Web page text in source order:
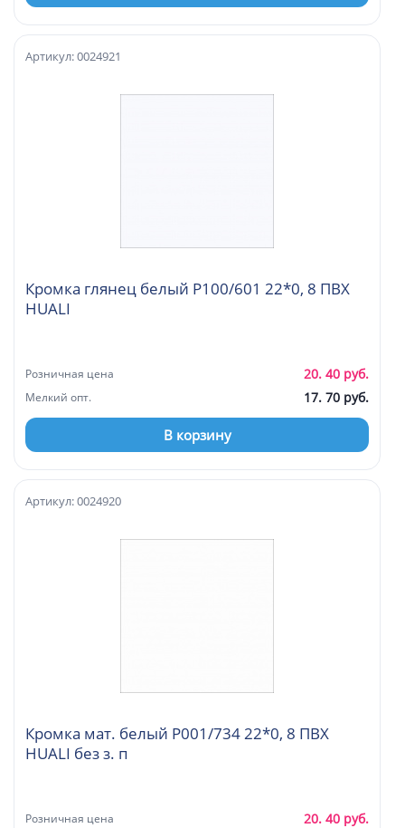
Кромка глянец белый P100/601 22*0, 8 ПВХ
HUALI
Артикул: 0024921
Розничная цена 20. 40 руб.
Мелкий опт. 17. 70 руб.
В корзину
Кромка мат. белый P001/734 22*0, 8 ПВХ
HUALI без з. п
Артикул: 0024920
Розничная цена 20. 40 руб.